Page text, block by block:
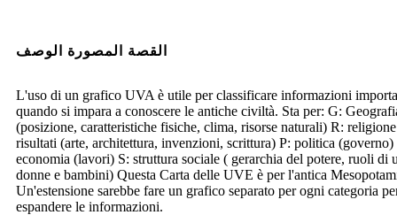
القصة المصورة الوصف
L'uso di un grafico UVA è utile per classificare informazioni
quando si impara a conoscere le antiche civiltà. Sta per: G:
(posizione, caratteristiche fisiche, clima, risorse naturali) R:
risultati (arte, architettura, invenzioni, scrittura) P: politica (governo)
economia (lavori) S: struttura sociale ( gerarchia del potere, ruoli di
donne e bambini) Questa Carta delle UVE è per l'antica
Un'estensione sarebbe fare un grafico separato per ogni categoria
espandere le informazioni.